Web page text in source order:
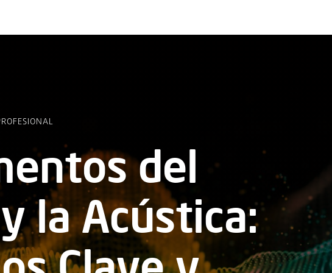
del
la Acústica: